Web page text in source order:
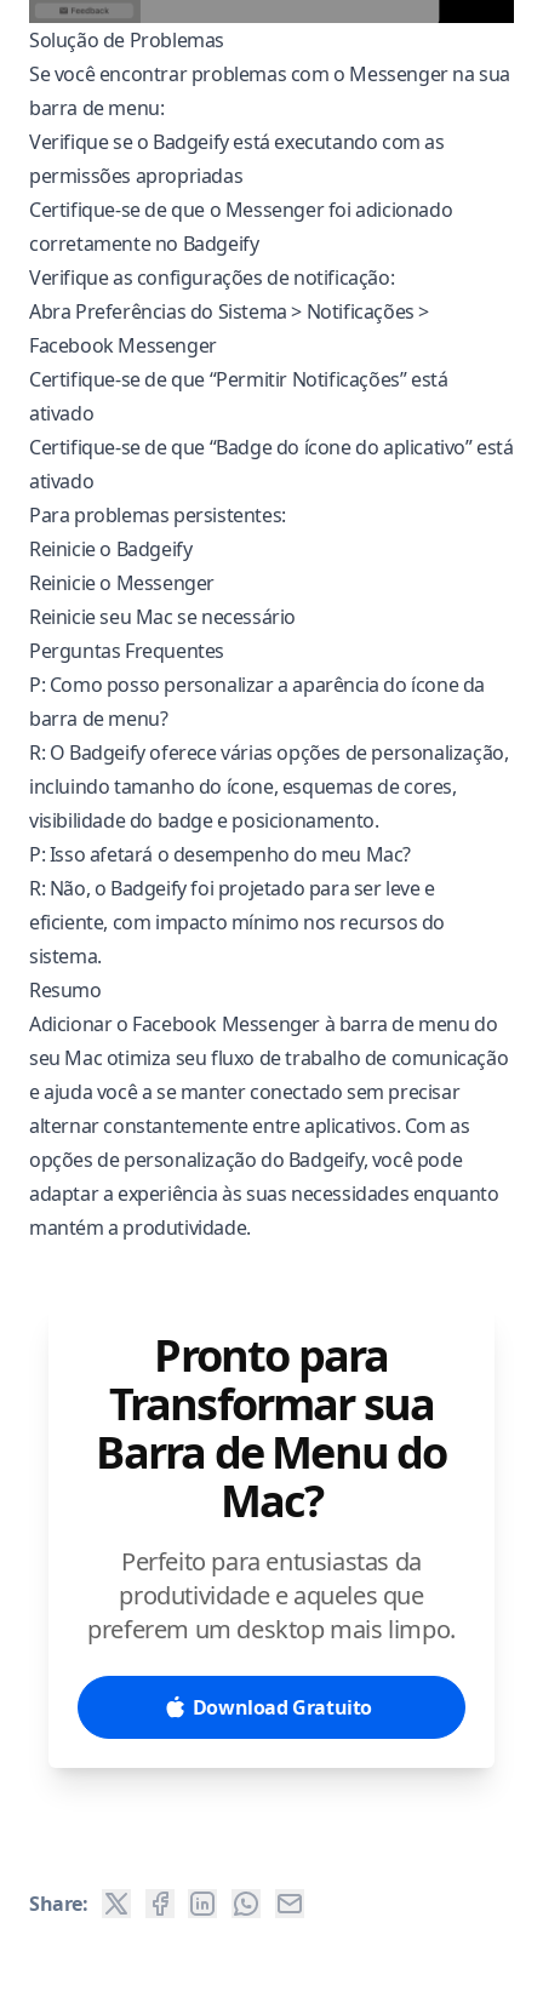
Solução de Problemas
Se você encontrar problemas com o Messenger na sua
barra de menu:
Verifique se o Badgeify está executando com as
permissões apropriadas
Certifique-se de que o Messenger foi adicionado
corretamente no Badgeify
Verifique as configurações de notificação:
Abra Preferências do Sistema > Notificações >
Facebook Messenger
Certifique-se de que “Permitir Notificações” está
ativado
Certifique-se de que “Badge do ícone do aplicativo” está
ativado
Para problemas persistentes:
Reinicie o Badgeify
Reinicie o Messenger
Reinicie seu Mac se necessário
Perguntas Frequentes
P: Como posso personalizar a aparência do ícone da
barra de menu?
R: O Badgeify oferece várias opções de personalização,
incluindo tamanho do ícone, esquemas de cores,
visibilidade do badge e posicionamento.
P: Isso afetará o desempenho do meu Mac?
R: Não, o Badgeify foi projetado para ser leve e
eficiente, com impacto mínimo nos recursos do
sistema.
Resumo
Adicionar o Facebook Messenger à barra de menu do
seu Mac otimiza seu fluxo de trabalho de comunicação
e ajuda você a se manter conectado sem precisar
alternar constantemente entre aplicativos. Com as
opções de personalização do Badgeify, você pode
adaptar a experiência às suas necessidades enquanto
mantém a produtividade.
Pronto para
Transformar sua
Barra de Menu do
Mac?
Perfeito para entusiastas da
produtividade e aqueles que
preferem um desktop mais limpo.
Download Gratuito
Share: